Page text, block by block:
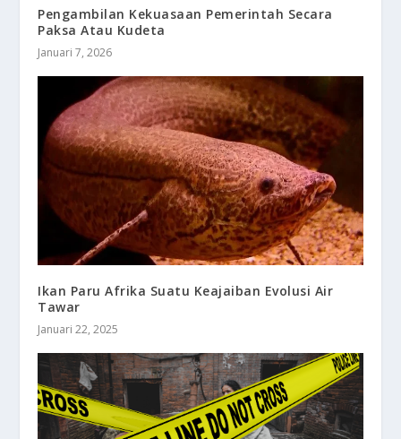
Pengambilan Kekuasaan Pemerintah Secara
Paksa Atau Kudeta
Januari 7, 2026
Ikan Paru Afrika Suatu Keajaiban Evolusi Air
Tawar
Januari 22, 2025